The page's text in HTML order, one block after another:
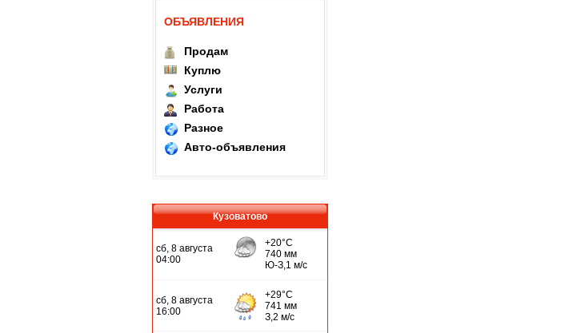
ОБЪЯВЛЕНИЯ
Продам
Куплю
Услуги
Работа
Разное
Авто-объявления
Кузоватово